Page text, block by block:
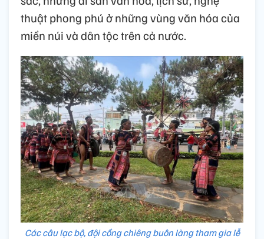
thuật phong phú ở những vùng văn hóa của
miền núi và dân tộc trên cả nước.
Các câu lạc bộ, đội cồng chiêng buôn làng tham gia lễ